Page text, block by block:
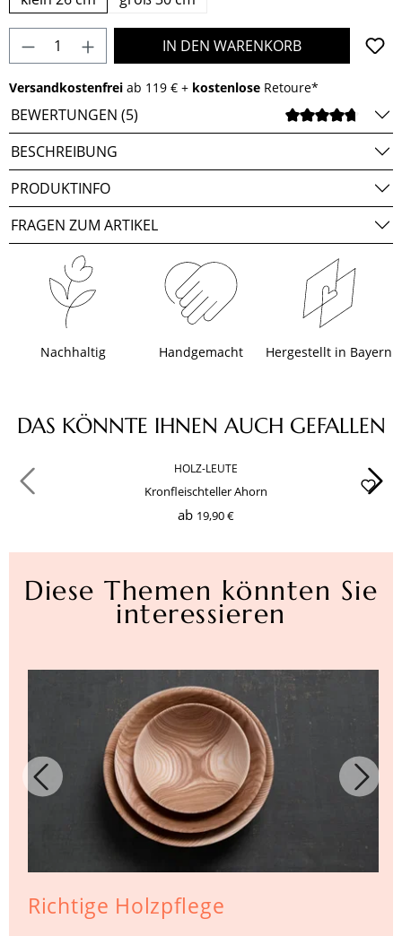
Produkt Anzahl: Gib den gewünschten
IN DEN WARENKORB
Versandkostenfrei ab 119 € + kostenlose Retoure*
BEWERTUNGEN (5)
BESCHREIBUNG
PRODUKTINFO
FRAGEN ZUM ARTIKEL
Nachhaltig Handgemacht Hergestellt in Bayern
Produktgalerie überspringen
DAS KÖNNTE IHNEN AUCH GEFALLEN
HOLZ-LEUTE
Kronfleischteller Ahorn
ab 19,90 €
Diese Themen könnten Sie
interessieren
Richtige Holzpflege